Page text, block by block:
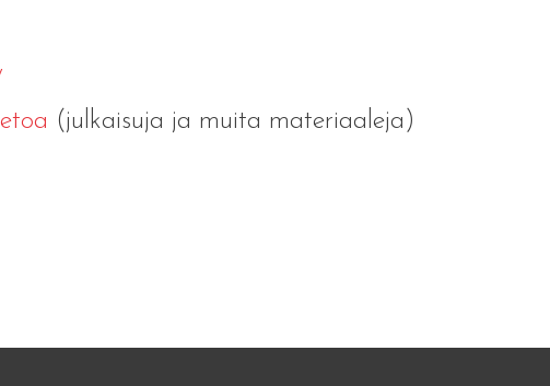
(julkaisuja ja muita materiaaleja)